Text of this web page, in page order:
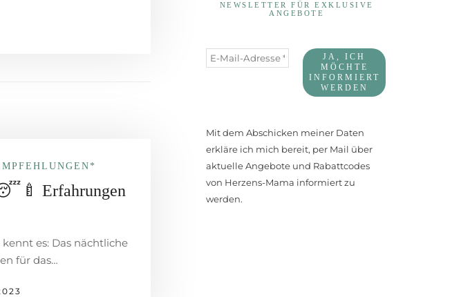
Erfahrungen
es: Das nächtliche
für das…
NEWSLETTER FÜR EXKLUSIVE
ANGEBOTE
Mit dem Abschicken meiner Daten
erkläre ich mich bereit, per Mail über
aktuelle Angebote und Rabattcodes
von Herzens-Mama informiert zu
werden.